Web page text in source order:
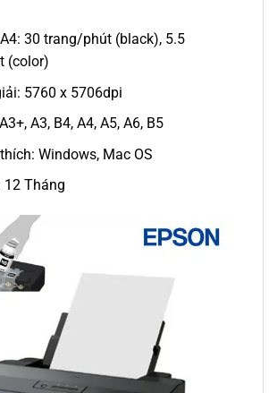
30 trang/phút (black), 5.5
(color)
5760 x 5706dpi
A3, B4, A4, A5, A6, B5
Windows, Mac OS
12 Tháng